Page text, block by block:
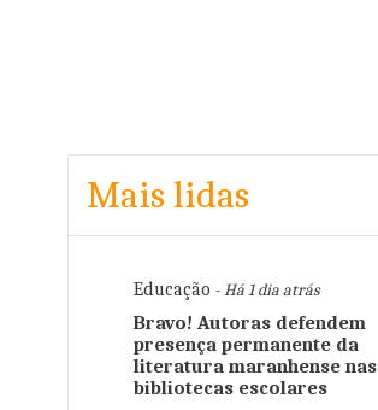
Mais lidas
Educação - Há 1 dia atrás
Bravo! Autoras defendem
presença permanente da
literatura maranhense nas
bibliotecas escolares